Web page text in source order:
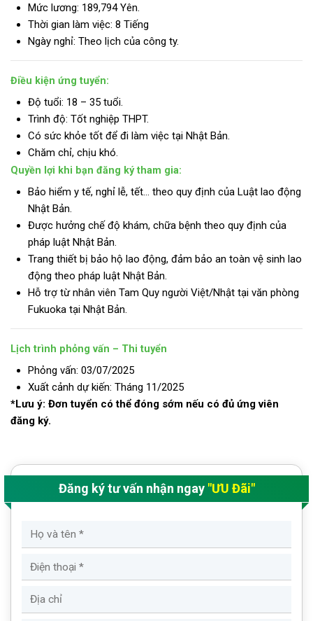
Mức lương: 189,794 Yên.
Thời gian làm việc: 8 Tiếng
Ngày nghỉ: Theo lịch của công ty.
Điều kiện ứng tuyển:
Độ tuổi: 18 – 35 tuổi.
Trình độ: Tốt nghiệp THPT.
Có sức khỏe tốt để đi làm việc tại Nhật Bản.
Chăm chỉ, chịu khó.
Quyền lợi khi bạn đăng ký tham gia:
Bảo hiểm y tế, nghỉ lễ, tết… theo quy định của Luật lao động
Nhật Bản.
Được hưởng chế độ khám, chữa bệnh theo quy định của
pháp luật Nhật Bản.
Trang thiết bị bảo hộ lao động, đảm bảo an toàn vệ sinh lao
động theo pháp luật Nhật Bản.
Hỗ trợ từ nhân viên Tam Quy người Việt/Nhật tại văn phòng
Fukuoka tại Nhật Bản.
Lịch trình phỏng vấn – Thi tuyển
Phỏng vấn: 03/07/2025
Xuất cảnh dự kiến: Tháng 11/2025
*Lưu ý: Đơn tuyển có thể đóng sớm nếu có đủ ứng viên
đăng ký.
Đăng ký tư vấn nhận ngay "ƯU Đãi"